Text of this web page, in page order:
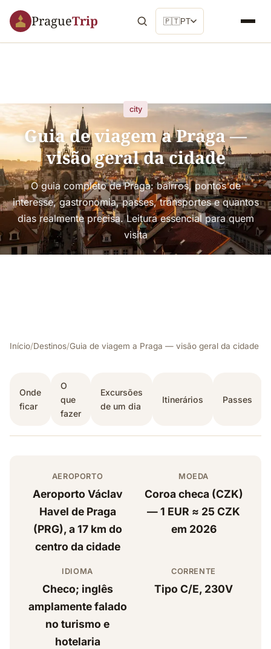
PragueTrip 🇵🇹PT
city
Guia de viagem a Praga —
visão geral da cidade
O guia completo de Praga: bairros, pontos de
interesse, gastronomia, passes, transportes e quantos
dias realmente precisa. Leitura essencial para quem
visita
Início/Destinos/Guia de viagem a Praga — visão geral da cidade
Onde
ficar
O
que
fazer
Excursões
de um dia
Itinerários Passes
AEROPORTO
Aeroporto Václav
Havel de Praga
(PRG), a 17 km do
centro da cidade
MOEDA
Coroa checa (CZK)
— 1 EUR ≈ 25 CZK
em 2026
IDIOMA
Checo; inglês
amplamente falado
no turismo e
hotelaria
CORRENTE
Tipo C/E, 230V